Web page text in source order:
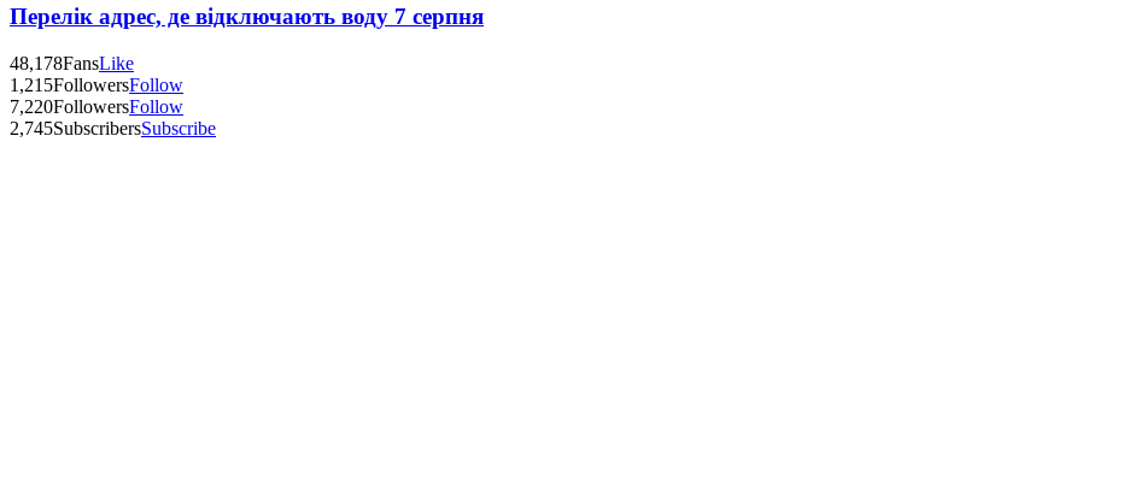
Перелік адрес, де відключають воду 7 серпня
48,178FansLike
1,215FollowersFollow
7,220FollowersFollow
2,745SubscribersSubscribe